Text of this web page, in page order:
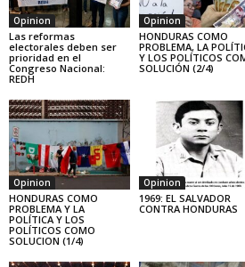
Opinion
Las reformas
electorales deben ser
prioridad en el
Congreso Nacional:
REDH
Opinion
HONDURAS COMO
PROBLEMA, LA
Y LOS POLÍTICOS
SOLUCIÓN (2/4)
Opinion
HONDURAS COMO
PROBLEMA Y LA
POLÍTICA Y LOS
POLÍTICOS COMO
SOLUCION (1/4)
Opinion
1969: EL SALVADOR
CONTRA HONDURAS